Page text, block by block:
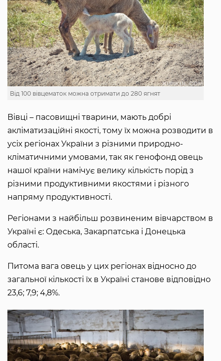
Від 100 вівцематок можна отримати до 280 ягнят
Вівці – пасовищні тварини, мають добрі
акліматизаційні якості, тому їх можна розводити в
усіх регіонах України з різними природно-
кліматичними умовами, так як генофонд овець
нашої країни намічує велику кількість порід з
різними продуктивними якостями і різного
напряму продуктивності.
Регіонами з найбільш розвиненим вівчарством в
Україні є: Одеська, Закарпатська і Донецька
області.
Питома вага овець у цих регіонах відносно до
загальної кількості їх в Україні станове відповідно
23,6; 7,9; 4,8%.